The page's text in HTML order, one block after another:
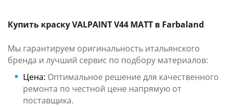
Купить краску VALPAINT V44 MATT в Farbaland
Мы гарантируем оригинальность итальянского
бренда и лучший сервис по подбору материалов:
Цена: Оптимальное решение для качественного
ремонта по честной цене напрямую от
поставщика.